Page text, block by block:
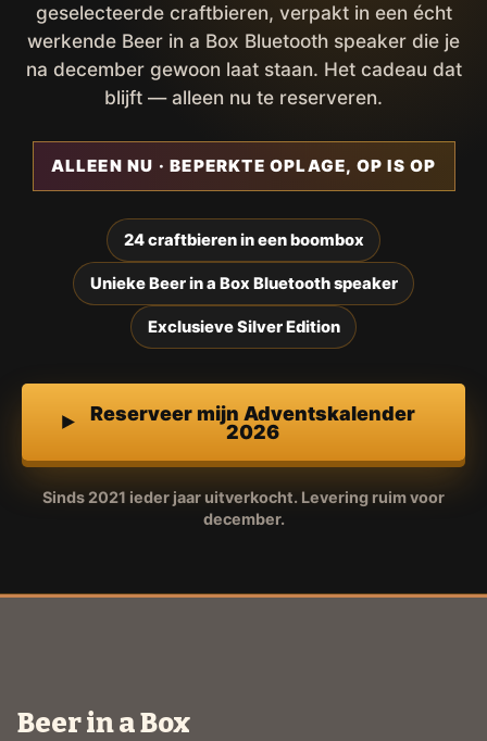
geselecteerde craftbieren, verpakt in een écht
werkende Beer in a Box Bluetooth speaker die je
na december gewoon laat staan. Het cadeau dat
blijft — alleen nu te reserveren.
ALLEEN NU · BEPERKTE OPLAGE, OP IS OP
24 craftbieren in een boombox
Unieke Beer in a Box Bluetooth speaker
Exclusieve Silver Edition
Reserveer mijn Adventskalender
2026
Sinds 2021 ieder jaar uitverkocht. Levering ruim voor
december.
Beer in a Box